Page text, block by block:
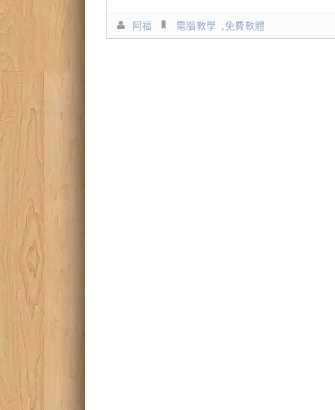
阿福 電腦教學 免費軟體